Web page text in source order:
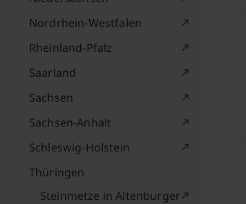
Nordrhein-Westfalen
Rheinland-Pfalz
Saarland
Sachsen
Sachsen-Anhalt
Schleswig-Holstein
Thüringen
Steinmetze in Altenburger